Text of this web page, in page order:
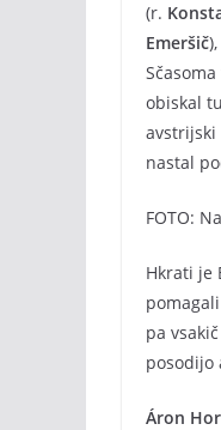
(r.
Emeršič
obiskal
avstrijski
nastal
FOTO:
Hkrati je
pa
posodijo
Áron